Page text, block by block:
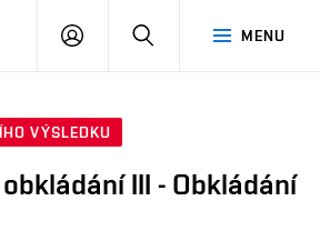
MENU
PŘIHLÁSIT
VÝSLEDKU
III - Obkládání